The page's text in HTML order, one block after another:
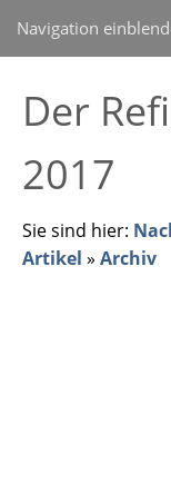
Navigation
Der
2017
Sie sind hier:
Artikel » Archiv